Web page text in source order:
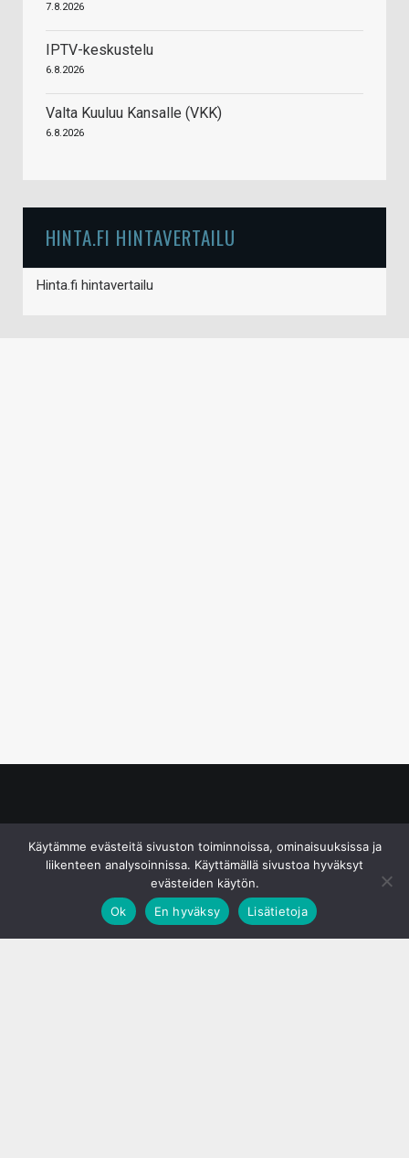
7.8.2026
IPTV-keskustelu
6.8.2026
Valta Kuuluu Kansalle (VKK)
6.8.2026
HINTA.FI HINTAVERTAILU
Hinta.fi hintavertailu
Käytämme evästeitä sivuston toiminnoissa, ominaisuuksissa ja
liikenteen analysoinnissa. Käyttämällä sivustoa hyväksyt
evästeiden käytön.
Ok
En hyväksy Lisätietoja